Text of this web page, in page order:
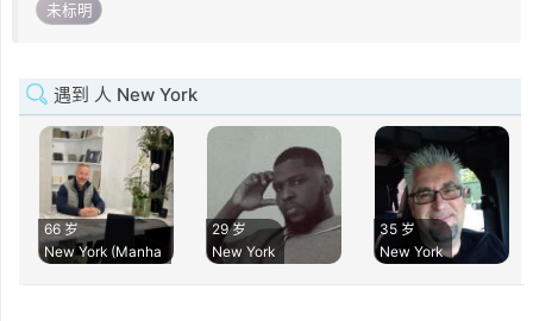
未标明
遇到 人 New York
66 岁
New York (Manha
29 岁
New York
35 岁
New York